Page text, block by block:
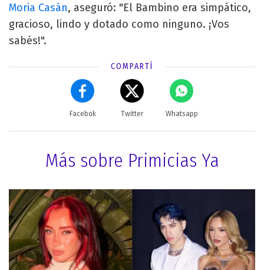
Moria Casán, aseguró: "El Bambino era simpático,
gracioso, lindo y dotado como ninguno. ¡Vos
sabés!".
COMPARTÍ
Facebok Twitter Whatsapp
Más sobre Primicias Ya